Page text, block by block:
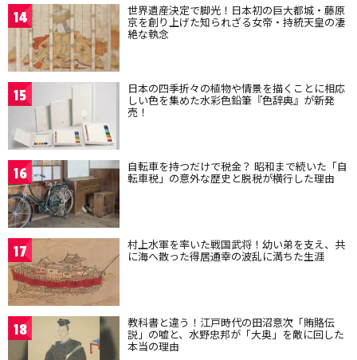
14 世界遺産決定で脚光！日本初の巨大都城・藤原
京を創り上げた知られざる女帝・持統天皇の凄
絶な執念
15 日本の四季折々の植物や情景を描くことに相応
しい色を集めた水彩色鉛筆『色辞典』が新発
売！
16 自転車を持つだけで税金？ 昭和まで続いた「自
転車税」の意外な歴史と脱税が横行した理由
17 村上水軍を率いた戦国武将！幼い弟を支え、共
に海へ散った得居通幸の波乱に満ちた生涯
18 教科書と違う！江戸時代の田沼意次「賄賂伝
説」の嘘と、水野忠邦が「大奥」を敵に回した
本当の理由